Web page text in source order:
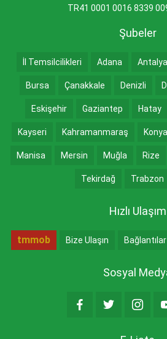
TR41 0001 0016 8339
Şubeler
İl Temsilcilikleri Adana Antalya
Bursa Çanakkale Denizli
Eskişehir Gaziantep Hatay
Kayseri Kahramanmaraş Konya
Manisa Mersin Muğla Rize
Tekirdağ Trabzon
Hızlı Ulaşım
tmmob Bize Ulaşın Bağlantılar
Sosyal